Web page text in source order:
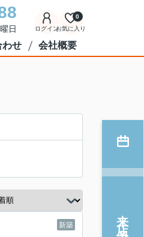
日 ログインお気に入り
0
わせ 会社概要
新築 来店予約